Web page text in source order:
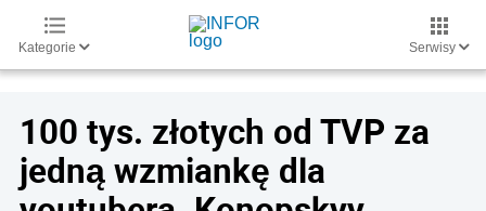
Kategorie Serwisy
100 tys. złotych od TVP za
jedną wzmiankę dla